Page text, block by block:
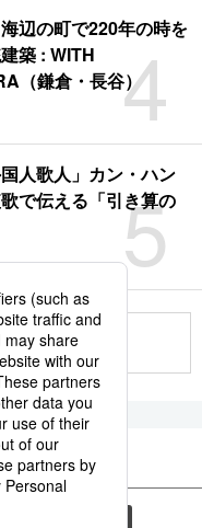
4
辺の町で220年の時を
築 : WITH
（鎌倉・長谷）
5
人歌人」カン・ハン
で伝える「引き算の